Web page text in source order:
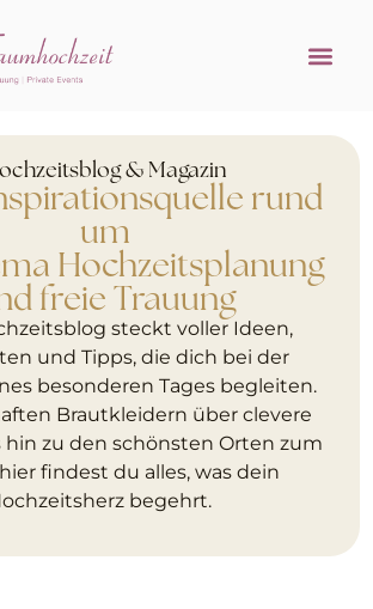
& Magazin
rund
um
Hochzeitsplanung
freie Trauung
steckt voller Ideen,
und Tipps, die dich bei der
besonderen Tages begleiten.
Brautkleidern über clevere
hin zu den schönsten Orten zum
findest du alles, was dein
begehrt.